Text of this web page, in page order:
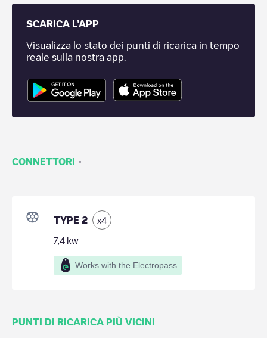
SCARICA L'APP
Visualizza lo stato dei punti di ricarica in tempo
reale sulla nostra app.
CONNETTORI ·
TYPE 2 x4
7,4 kw
Works with the Electropass
PUNTI DI RICARICA PIÙ VICINI